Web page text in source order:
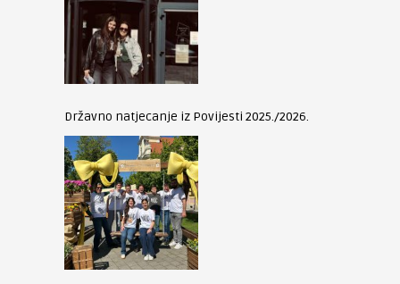
Državno natjecanje iz Povijesti 2025./2026.